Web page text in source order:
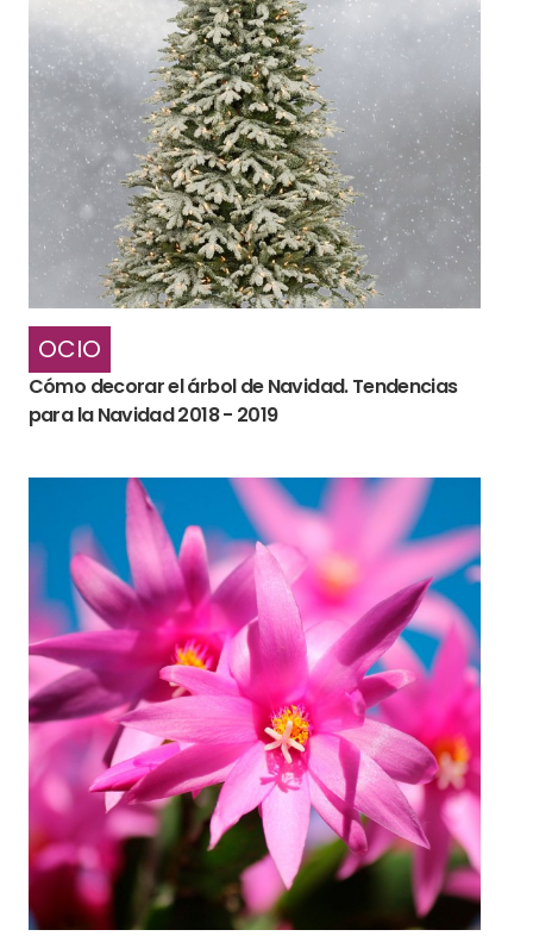
OCIO
Cómo decorar el árbol de Navidad. Tendencias
para la Navidad 2018 - 2019